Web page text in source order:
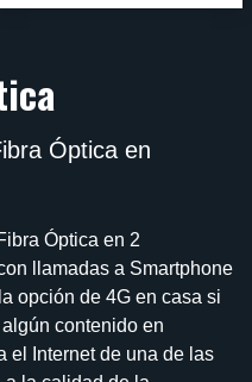
Óptica en
Óptica en 2
llamadas a Smartphone
opción de 4G en casa si
contenido en
el Internet de una de las